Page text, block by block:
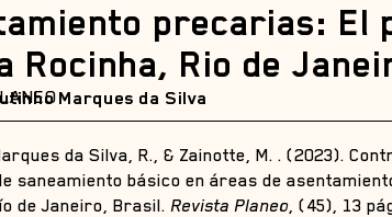
precarias: El
Rocinha, Rio de
Marques da Silva
da Silva, R., & Zainotte, M. . (2023).
saneamiento básico en áreas de
de Janeiro, Brasil. Revista Planeo, (45), 13